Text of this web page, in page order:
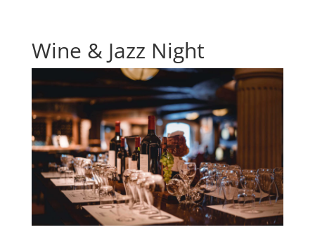
Wine & Jazz Night